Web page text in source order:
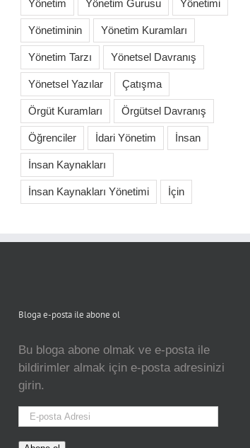
Yönetim Yönetim Gurusu Yönetimi
Yönetiminin Yönetim Kuramları
Yönetim Tarzı Yönetsel Davranış
Yönetsel Yazılar Çatışma
Örgüt Kuramları Örgütsel Davranış
Öğrenciler İdari Yönetim İnsan
İnsan Kaynakları
İnsan Kaynakları Yönetimi İçin
Bloga e-posta ile abone ol
Bu bloga abone olmak ve e-posta ile
bildirimler almak için e-posta adresinizi
girin.